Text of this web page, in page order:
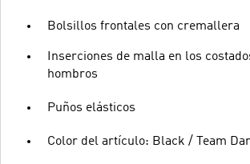
Bolsillos frontales con cremallera
Inserciones de malla en los
hombros
Puños elásticos
Color del artículo: Black / Team